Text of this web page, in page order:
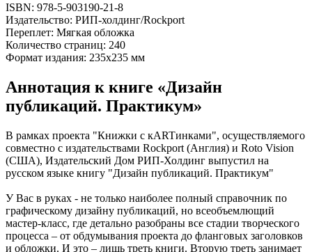
ISBN: 978-5-903190-21-8
Издательство: РИП-холдинг/Rockport
Переплет: Мягкая обложка
Количество страниц: 240
Формат издания: 235х235 мм
Аннотация к книге «Дизайн
публикаций. Практикум»
В рамках проекта "Книжки с кARTинками", осуществляемого
совместно с издательствами Rockport (Англия) и Roto Vision
(США), Издательский Дом РИП-Холдинг выпустил на
русском языке книгу "Дизайн публикаций. Практикум"
У Вас в руках - не только наиболее полный справочник по
графическому дизайну публикаций, но всеобъемлющий
мастер-класс, где детально разобраны все стадии творческого
процесса – от обдумывания проекта до фланговых заголовков
и обложки. И это – лишь треть книги. Вторую треть занимает